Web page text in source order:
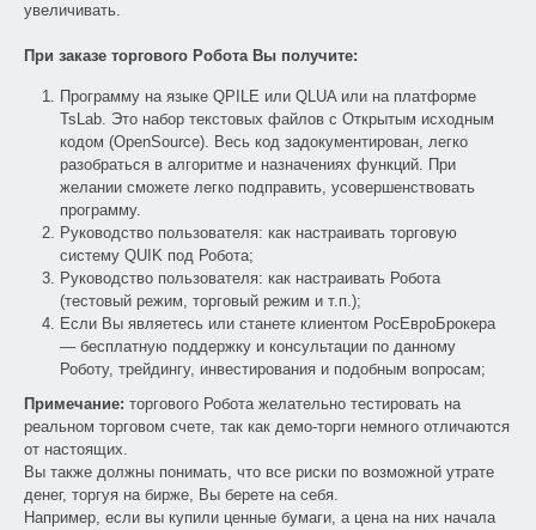
увеличивать.
При заказе торгового Робота Вы получите:
Программу на языке QPILE или QLUA или на платформе
TsLab. Это набор текстовых файлов с Открытым исходным
кодом (OpenSource). Весь код задокументирован, легко
разобраться в алгоритме и назначениях функций. При
желании сможете легко подправить, усовершенствовать
программу.
Руководство пользователя: как настраивать торговую
систему QUIK под Робота;
Руководство пользователя: как настраивать Робота
(тестовый режим, торговый режим и т.п.);
Если Вы являетесь или станете клиентом РосЕвроБрокера
— бесплатную поддержку и консультации по данному
Роботу, трейдингу, инвестирования и подобным вопросам;
Примечание: торгового Робота желательно тестировать на
реальном торговом счете, так как демо-торги немного отличаются
от настоящих.
Вы также должны понимать, что все риски по возможной утрате
денег, торгуя на бирже, Вы берете на себя.
Например, если вы купили ценные бумаги, а цена на них начала